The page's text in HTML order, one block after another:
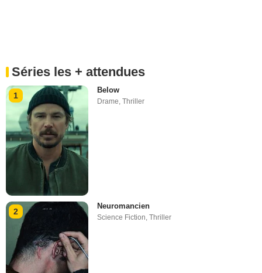
Séries les + attendues
1
Below
Drame,Thriller
2
Neuromancien
Science Fiction,Thriller